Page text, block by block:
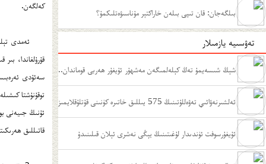
سۆھبەت بىلگەجان: قان تىپى بىلەن خاراكتېر مۇناسىۋەتلىكمۇ؟
تەۋسىيە يازمىلار
شېڭ شىسەيمۇ تەڭ كېلەلمىگەن مەشھۇر ئۇيغۇر ھەربى قوماندان..
. ئەلشىرنەۋائىي تەۋەللۇتىنىڭ 575 يىللىق خاتىرە كۈنىنى قۇتلۇقلايمىز
ﺋﯘﻳﻐﯘﺭﺳﻮﻓﺖ ﺋﯜﻧﺪﯨﺪﺍﺭ ﻟﯘﻏﯩﺘﯩﻨﯩﯔ ﻳﯧﯖﻰ ﻧﻪﺷﺮﻯ ﺋﯧﻼﻥ ﻗﯩﻠﯩﻨﯩﺪﯗ
كەلگەن.
قۇرۇلغاندا،
سەئۇدى
قاتىللىق